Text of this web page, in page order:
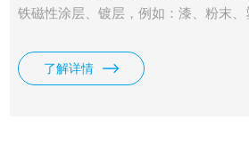
铁磁性涂层、镀层，例如：漆、粉末
等。
了解详情